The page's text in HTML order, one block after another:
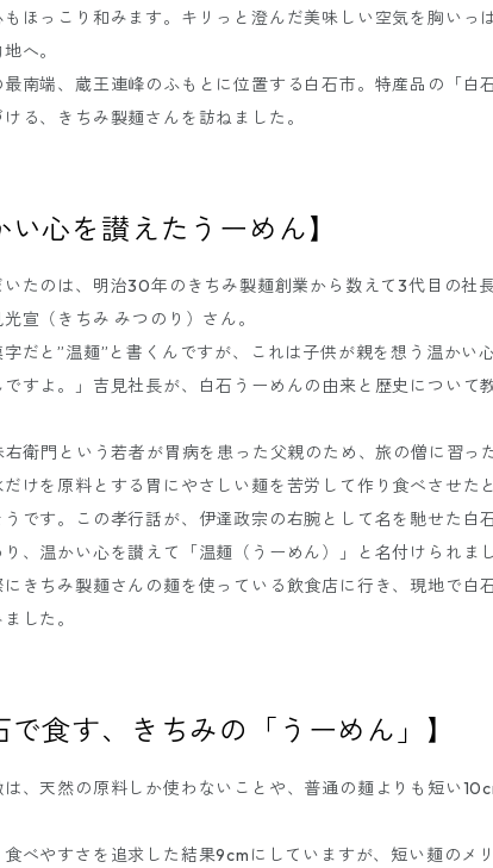
ほっこり和みます。キリっと澄んだ美味しい空気を胸いっ
へ。
最南端、蔵王連峰のふもとに位置する白石市。特産品の「白
る、きちみ製麺さんを訪ねました。
い心を讃えたうーめん】
たのは、明治30年のきちみ製麺創業から数えて3代目の社
宣（きちみ みつのり）さん。
字だと”温麺”と書くんですが、これは子供が親を想う温かい
すよ。」吉見社長が、白石うーめんの由来と歴史について
衛門という若者が胃病を患った父親のため、旅の僧に習っ
けを原料とする胃にやさしい麺を苦労して作り食べさせた
です。この孝行話が、伊達政宗の右腕として名を馳せた白
、温かい心を讃えて「温麺（うーめん）」と名付けられまし
にきちみ製麺さんの麺を使っている飲食店に行き、現地で白
した。
で食す、きちみの「うーめん」】
は、天然の原料しか使わないことや、普通の麺よりも短い
食べやすさを追求した結果9cmにしていますが、短い麺のメ